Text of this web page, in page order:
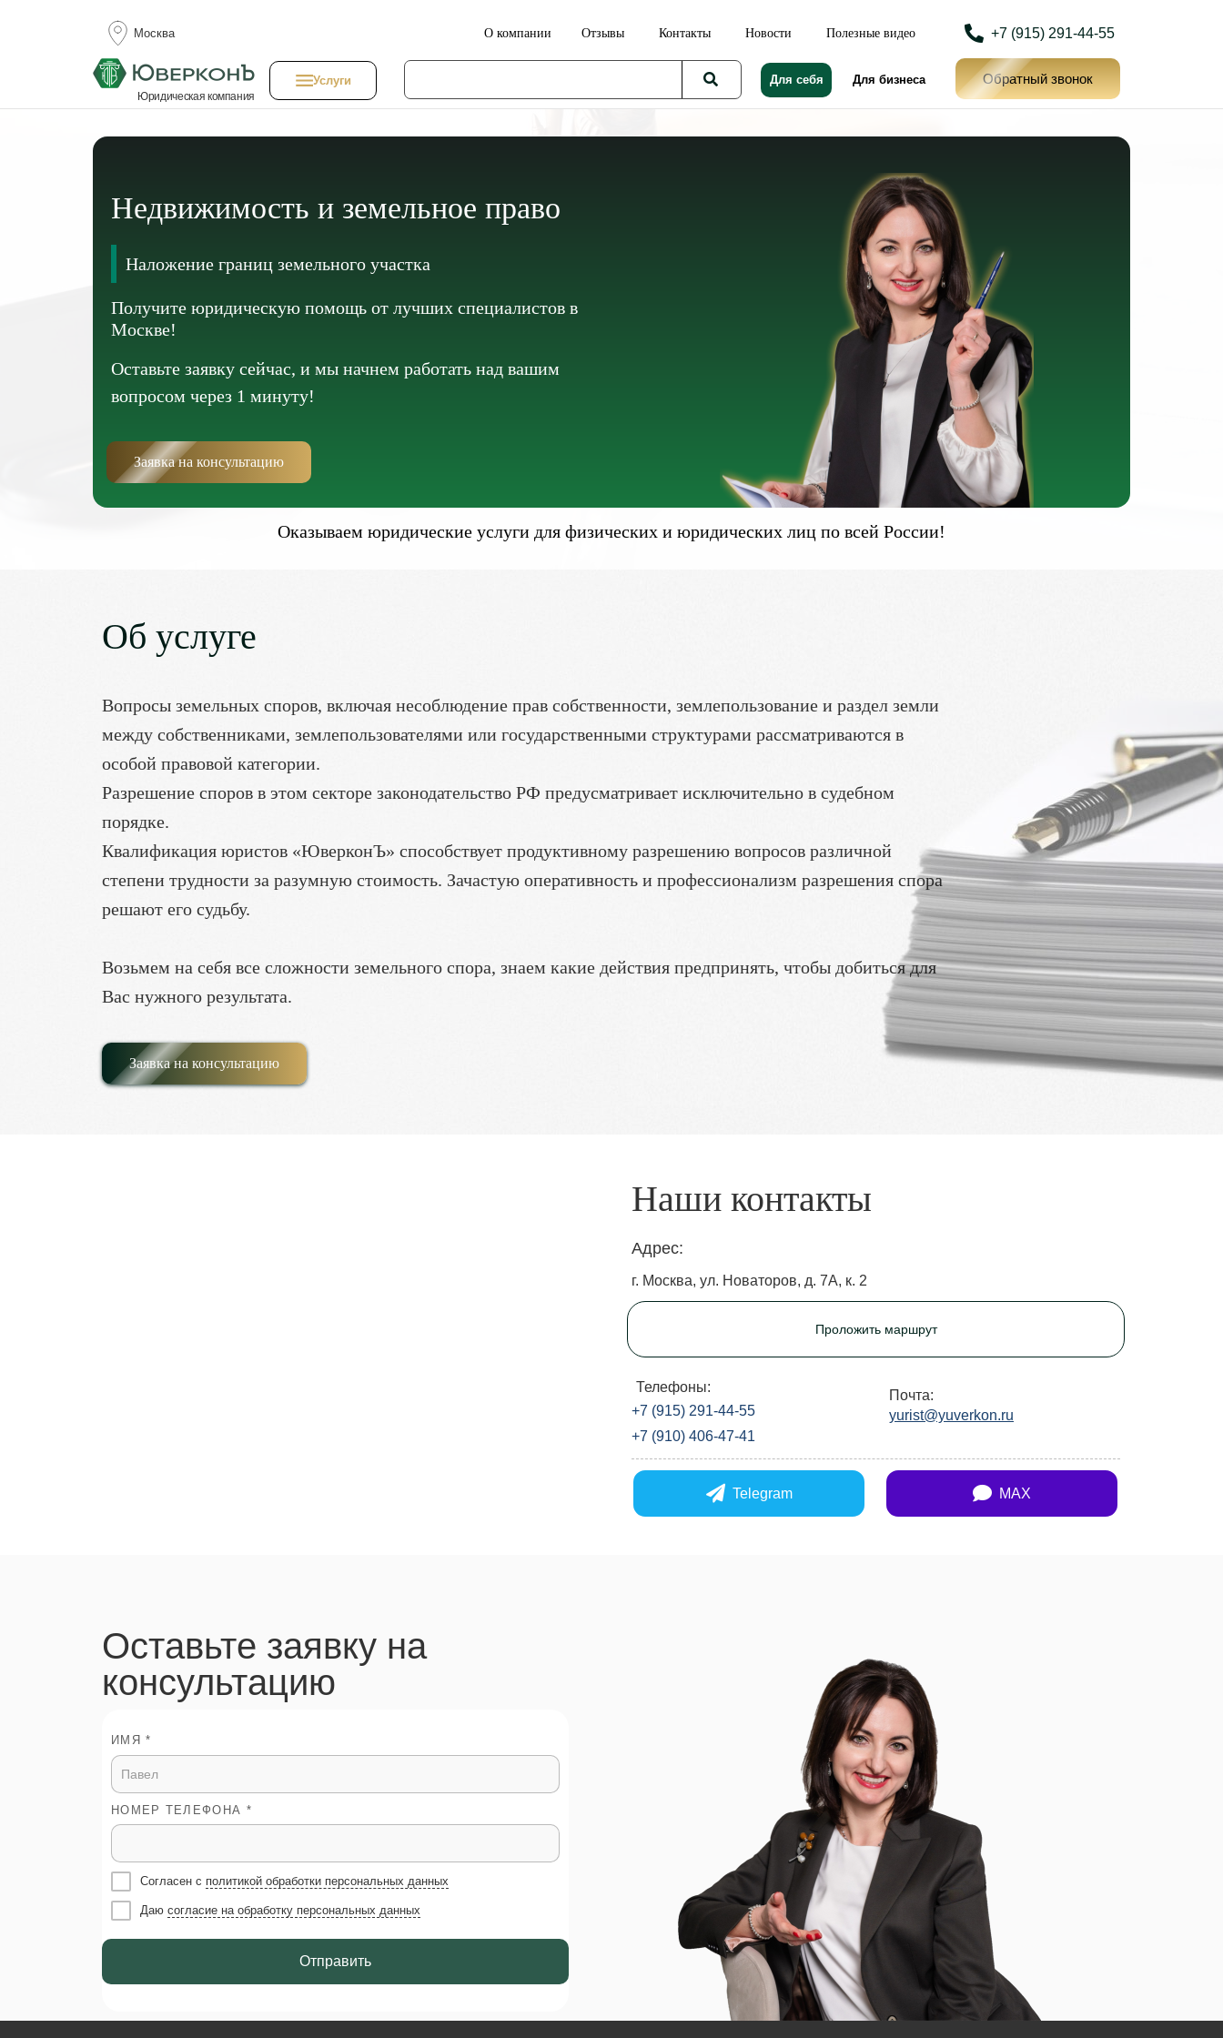
Москва О компании Отзывы Контакты Новости Полезные видео +7 (915) 291-44-55
Юридическая компания
Услуги Для себя Для бизнеса Обратный звонок
Недвижимость и земельное право
Наложение границ земельного участка
Получите юридическую помощь от лучших специалистов в
Москве!
Оставьте заявку сейчас, и мы начнем работать над вашим
вопросом через 1 минуту!
Заявка на консультацию
Оказываем юридические услуги для физических и юридических лиц по всей России!
Об услуге
Вопросы земельных споров, включая несоблюдение прав собственности, землепользование и раздел земли
между собственниками, землепользователями или государственными структурами рассматриваются в
особой правовой категории.
Разрешение споров в этом секторе законодательство РФ предусматривает исключительно в судебном
порядке.
Квалификация юристов «ЮверконЪ» способствует продуктивному разрешению вопросов различной
степени трудности за разумную стоимость. Зачастую оперативность и профессионализм разрешения спора
решают его судьбу.
Возьмем на себя все сложности земельного спора, знаем какие действия предпринять, чтобы добиться для
Вас нужного результата.
Заявка на консультацию
Наши контакты
Адрес:
г. Москва, ул. Новаторов, д. 7А, к. 2
Проложить маршрут
Телефоны:
+7 (915) 291-44-55
+7 (910) 406-47-41
Почта:
yurist@yuverkon.ru
Telegram MAX
Оставьте заявку на
консультацию
ИМЯ *
НОМЕР ТЕЛЕФОНА *
Согласен с политикой обработки персональных данных
Даю согласие на обработку персональных данных
Отправить